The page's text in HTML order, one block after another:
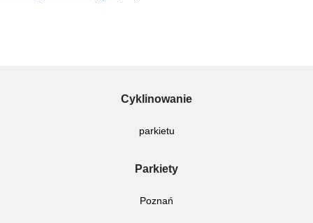
Cyklinowanie
parkietu
Parkiety
Poznań